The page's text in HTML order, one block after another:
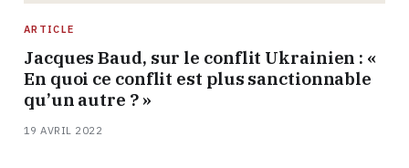
ARTICLE
Jacques Baud, sur le conflit Ukrainien : «
En quoi ce conflit est plus sanctionnable
qu’un autre ? »
19 AVRIL 2022